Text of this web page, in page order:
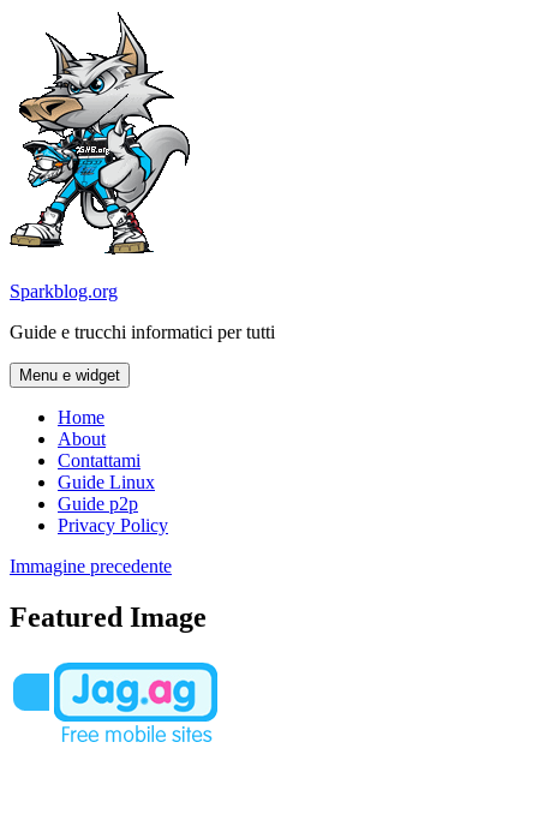
contenuto
Sparkblog.org
Guide e trucchi informatici per tutti
Menu e widget
Home
About
Contattami
Guide Linux
Guide p2p
Privacy Policy
Immagine precedente
Featured Image